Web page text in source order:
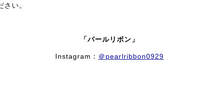
い。
「パールリボン」
Instagram： ＠pearlribbon0929